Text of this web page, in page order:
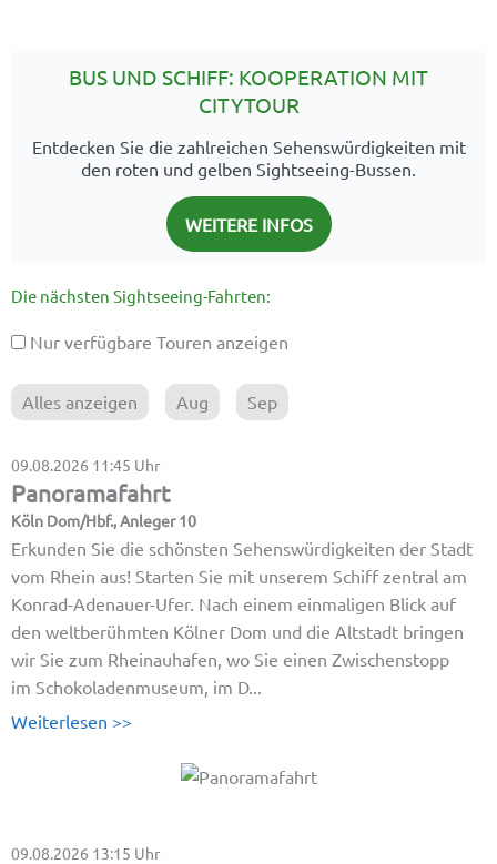
BUS UND SCHIFF: KOOPERATION MIT
CITYTOUR
Entdecken Sie die zahlreichen Sehenswürdigkeiten mit
den roten und gelben Sightseeing-Bussen.
WEITERE INFOS
Die nächsten Sightseeing-Fahrten:
Nur verfügbare Touren anzeigen
Alles anzeigen Aug Sep
09.08.2026 11:45 Uhr
Panoramafahrt
Köln Dom/Hbf., Anleger 10
Erkunden Sie die schönsten Sehenswürdigkeiten der Stadt
vom Rhein aus! Starten Sie mit unserem Schiff zentral am
Konrad-Adenauer-Ufer. Nach einem einmaligen Blick auf
den weltberühmten Kölner Dom und die Altstadt bringen
wir Sie zum Rheinauhafen, wo Sie einen Zwischenstopp
im Schokoladenmuseum, im D...
Weiterlesen >>
09.08.2026 13:15 Uhr